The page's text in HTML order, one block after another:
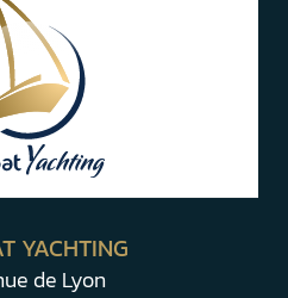
YACHTING
de Lyon